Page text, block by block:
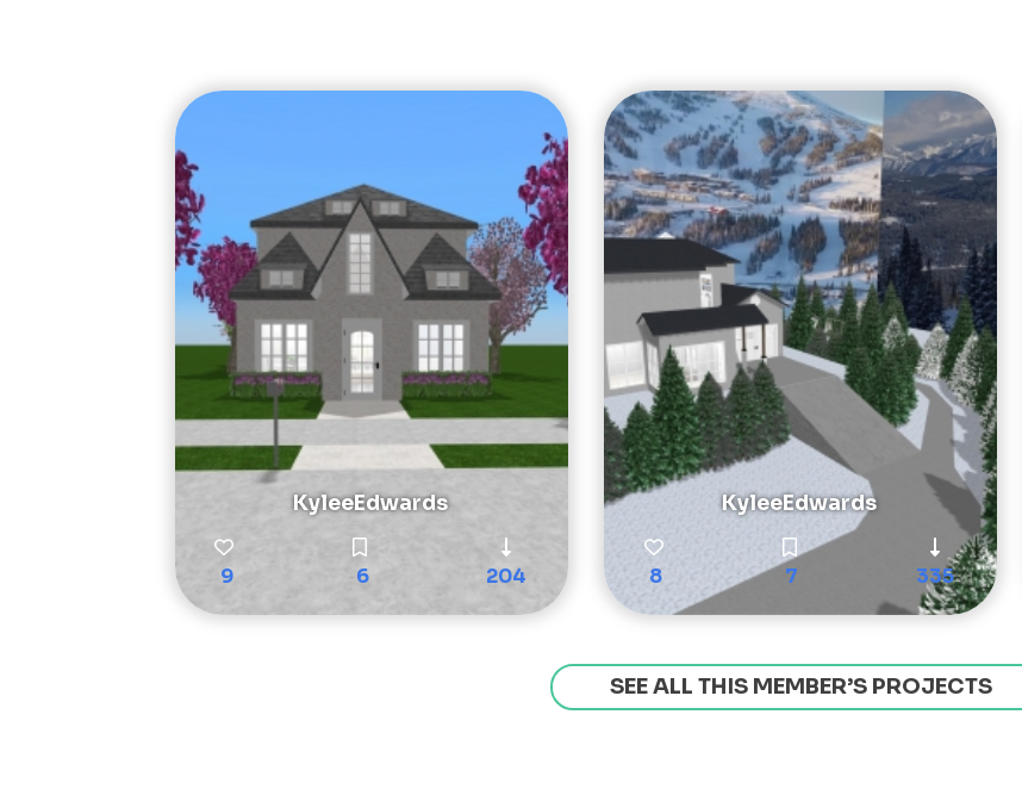
KyleeEdwards
9 6 204
KyleeEdwards
8 7 335
SEE ALL THIS MEMBER’S PROJECTS